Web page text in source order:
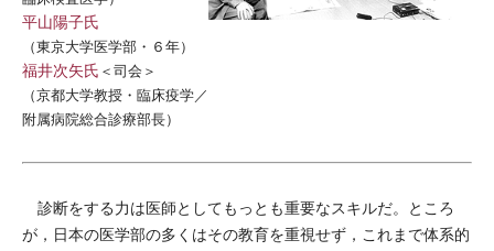
平山陽子氏
（東京大学医学部・６年）
福井次矢氏 ＜司会＞
（京都大学教授・臨床疫学／
附属病院総合診療部長）
診断をする力は医師としてもっとも重要なスキルだ。ところ
が，日本の医学部の多くはその教育を重視せず，これまで体系的